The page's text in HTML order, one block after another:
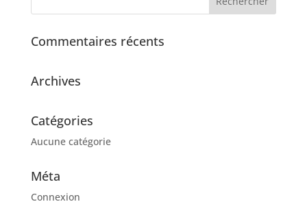
Commentaires récents
Archives
Catégories
Aucune catégorie
Méta
Connexion